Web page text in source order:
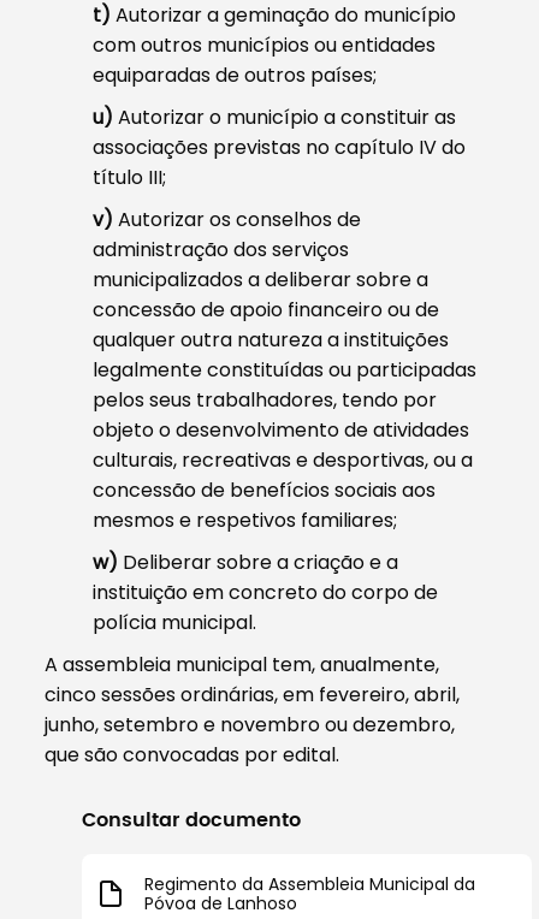
t) Autorizar a geminação do município
com outros municípios ou entidades
equiparadas de outros países;
u) Autorizar o município a constituir as
associações previstas no capítulo IV do
título III;
v) Autorizar os conselhos de
administração dos serviços
municipalizados a deliberar sobre a
concessão de apoio financeiro ou de
qualquer outra natureza a instituições
legalmente constituídas ou participadas
pelos seus trabalhadores, tendo por
objeto o desenvolvimento de atividades
culturais, recreativas e desportivas, ou a
concessão de benefícios sociais aos
mesmos e respetivos familiares;
w) Deliberar sobre a criação e a
instituição em concreto do corpo de
polícia municipal.
A assembleia municipal tem, anualmente,
cinco sessões ordinárias, em fevereiro, abril,
junho, setembro e novembro ou dezembro,
que são convocadas por edital.
Consultar documento
Regimento da Assembleia Municipal da
Póvoa de Lanhoso